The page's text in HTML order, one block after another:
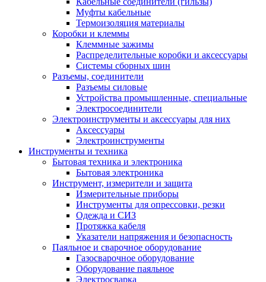
Муфты кабельные
Термоизоляция материалы
Коробки и клеммы
Клеммные зажимы
Распределительные коробки и аксессуары
Системы сборных шин
Разъемы, соединители
Разъемы силовые
Устройства промышленные, специальные
Электросоединители
Электроинструменты и аксессуары для них
Аксессуары
Электроинструменты
Инструменты и техника
Бытовая техника и электроника
Бытовая электроника
Инструмент, измерители и защита
Измерительные приборы
Инструменты для опрессовки, резки
Одежда и СИЗ
Протяжка кабеля
Указатели напряжения и безопасность
Паяльное и сварочное оборудование
Газосварочное оборудование
Оборудование паяльное
Электросварка